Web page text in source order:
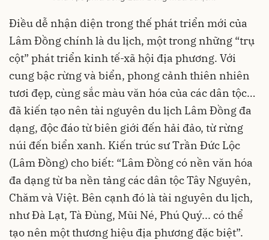
Điều dễ nhận diện trong thế phát triển mới của
Lâm Đồng chính là du lịch, một trong những “trụ
cột” phát triển kinh tế-xã hội địa phương. Với
cung bậc rừng và biển, phong cảnh thiên nhiên
tươi đẹp, cùng sắc màu văn hóa của các dân tộc…
đã kiến tạo nên tài nguyên du lịch Lâm Đồng đa
dạng, độc đáo từ biên giới đến hải đảo, từ rừng
núi đến biển xanh. Kiến trúc sư Trần Đức Lộc
(Lâm Đồng) cho biết: “Lâm Đồng có nền văn hóa
đa dạng từ ba nền tảng các dân tộc Tây Nguyên,
Chăm và Việt. Bên cạnh đó là tài nguyên du lịch,
như Đà Lạt, Tà Đùng, Mũi Né, Phú Quý... có thể
tạo nên một thương hiệu địa phương đặc biệt”.